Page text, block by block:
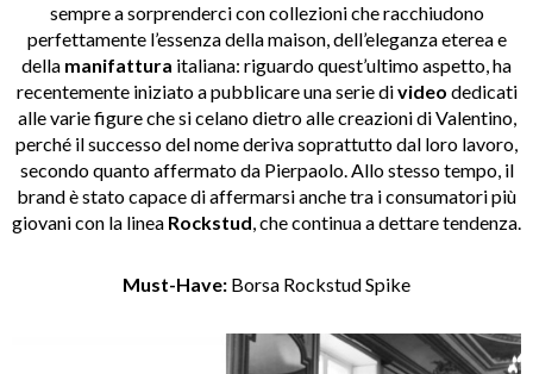
sempre a sorprenderci con collezioni che racchiudono
perfettamente l’essenza della maison, dell’eleganza eterea e
della manifattura italiana: riguardo quest’ultimo aspetto, ha
recentemente iniziato a pubblicare una serie divideo dedicati
alle varie figure che si celano dietro alle creazioni di Valentino,
perché il successo del nome deriva soprattutto dal loro lavoro,
secondo quanto affermato da Pierpaolo. Allo stesso tempo, il
brand è stato capace di affermarsi anche tra i consumatori più
giovani con la linea Rockstud, che continua a dettare tendenza.
Must-Have: Borsa Rockstud Spike